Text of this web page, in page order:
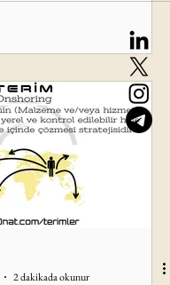
2 dakikada okunur